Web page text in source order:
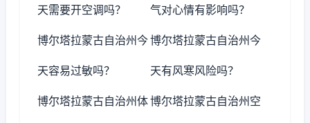
天需要开空调吗？ 气对心情有影响吗？
博尔塔拉蒙古自治州今
天容易过敏吗？
博尔塔拉蒙古自治州今
天有风寒风险吗？
博尔塔拉蒙古自治州体博尔塔拉蒙古自治州空